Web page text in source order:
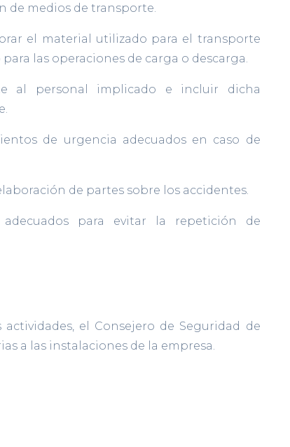
de medios de transporte.
el material utilizado para el transporte
las operaciones de carga o descarga.
al personal implicado e incluir dicha
de urgencia adecuados en caso de
de partes sobre los accidentes.
para evitar la repetición de
actividades, el Consejero de Seguridad de
a las instalaciones de la empresa.